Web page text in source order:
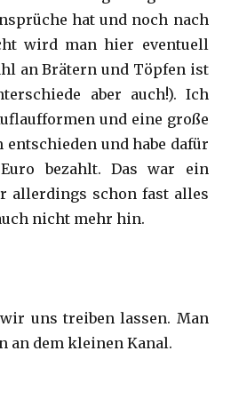
hat und noch nach
wird man hier eventuell
an Brätern und Töpfen ist
aber auch!). Ich
und eine große
und habe dafür
bezahlt. Das war ein
allerdings schon fast alles
nicht mehr hin.
uns treiben lassen. Man
an dem kleinen Kanal.